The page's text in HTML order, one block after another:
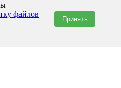
файлов
Принять